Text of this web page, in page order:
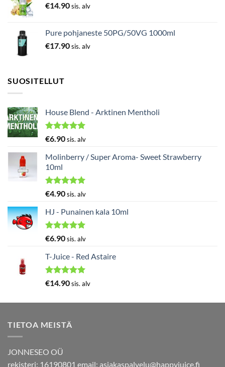
€14.90sis. alv
Pure pohjaneste 50PG/50VG 1000ml
€17.90sis. alv
SUOSITELLUT
House Blend - Arktinen Mentholi
Arvostelu
5.00/ 5
€6.90sis. alv
Molinberry / Super Aroma- Sweet Strawberry
10ml
Arvostelu
5.00
/ 5
€4.90sis. alv
HJ - Punainen kala 10ml
Arvostelu
5.00
/ 5
€6.90sis. alv
T-Juice - Red Astaire
Arvostelu
€14.90sis. alv
TIETOA MEISTÄ
JONNESEO OÜ
rekisteri: 16190801 email: asiakaspalvelu@happyjuice.fi